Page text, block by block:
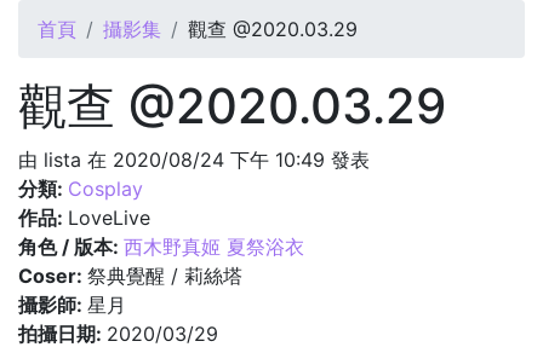
您在這裡
首頁 攝影集 觀查 @2020.03.29
觀查 @2020.03.29
由 lista 在 2020/08/24 下午 10:49 發表
分類: Cosplay
作品: LoveLive
角色 / 版本: 西木野真姬 夏祭浴衣
Coser: 祭典覺醒 / 莉絲塔
攝影師: 星月
拍攝日期: 2020/03/29